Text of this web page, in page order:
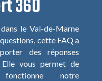
360
le Val-de-Marne
cette FAQ a
des réponses
vous permet de
notre